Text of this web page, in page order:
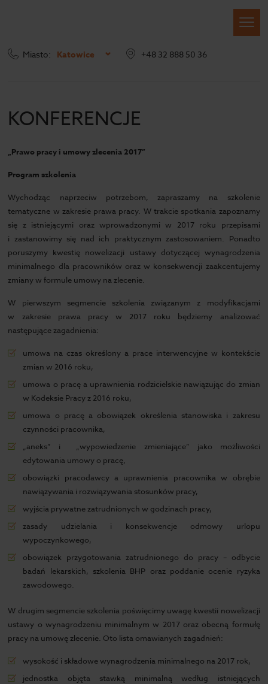
Miasto: Katowice +48 32 888 50 36
KONFERENCJE
„Prawo pracy i umowy zlecenia 2017”
Program szkolenia
Wychodząc naprzeciw potrzebom, zapraszamy na szkolenie
tematyczne w zakresie prawa pracy. W trakcie spotkania zapoznamy
się z istniejącymi oraz wprowadzonymi w 2017 roku przepisami
i zastanowimy się nad ich praktycznym zastosowaniem. Ponadto
poruszymy kwestię nowelizacji ustawy dotyczącej wynagrodzenia
minimalnego dla pracowników oraz w konsekwencji zaakcentujemy
zmiany w formule umowy na zlecenie.
W pierwszym segmencie szkolenia związanym z modyfikacjami
w zakresie prawa pracy w 2017 roku będziemy analizować
następujące zagadnienia:
umowa na czas określony a prace interwencyjne w kontekście
zmian w 2016 roku,
umowa o pracę a uprawnienia rodzicielskie nawiązując do zmian
w Kodeksie Pracy z 2016 roku,
umowa o pracę a obowiązek określenia stanowiska i zakresu
czynności pracownika,
„aneks” i „wypowiedzenie zmieniające” jako możliwości
edytowania umowy o pracę,
obowiązki pracodawcy a uprawnienia pracownika w obrębie
nawiązywania i rozwiązywania stosunków pracy,
wyjścia prywatne zatrudnionych w godzinach pracy,
zasady udzielania i konsekwencje odmowy urlopu
wypoczynkowego,
obowiązek przygotowania zatrudnionego do pracy – odbycie
badań lekarskich, szkolenia BHP oraz poddanie ocenie ryzyka
zawodowego.
W drugim segmencie szkolenia poświęcimy uwagę kwestii nowelizacji
ustawy o wynagrodzeniu minimalnym w 2017 oraz obecną formułę
pracy na umowę zlecenie. Oto lista omawianych zagadnień:
wysokość i składowe wynagrodzenia minimalnego na 2017 rok,
jednostka objęta stawką minimalną według istniejących